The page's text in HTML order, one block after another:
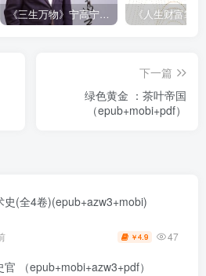
《三生万物》宁高宁（epub+mobi+azw3+pdf）
下一篇
绿色黄金 ：茶叶帝国
（epub+mobi+pdf）
史(全4卷)(epub+azw3+mobi)
￥4.9 47
官 （epub+mobi+azw3+pdf）